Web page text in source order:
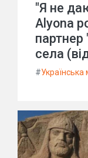
"Я не
Alyona
партнер
села
#Українська